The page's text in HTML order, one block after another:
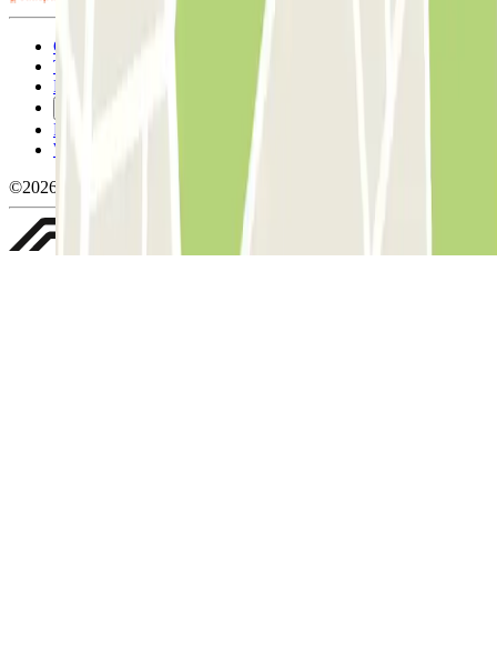
Condizioni contrattuali e di utilizzo
Termini di cancellazione
Politica sui cookies
Politica sulla privacy
Whistleblowing
©2026 Parclick. Tutti i diritti riservati